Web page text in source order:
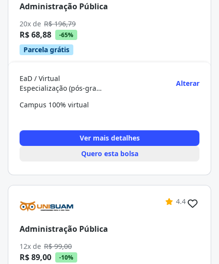
Administração Pública
20x de R$ 196,79
R$ 68,88 -65%
Parcela grátis
EaD / Virtual
Especialização (pós-graduação)
Alterar
Campus 100% virtual
Ver mais detalhes
Quero esta bolsa
4.4
Administração Pública
12x de R$ 99,00
R$ 89,00 -10%